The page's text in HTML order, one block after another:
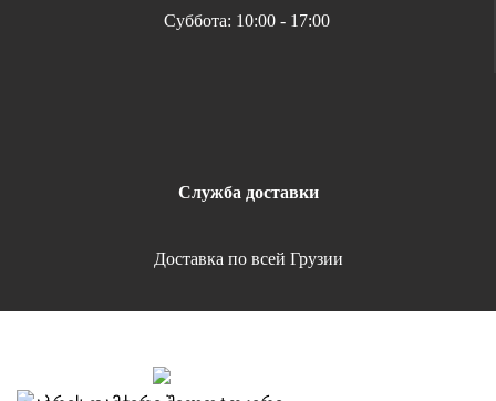
Суббота: 10:00 - 17:00
Служба доставки
Доставка по всей Грузии